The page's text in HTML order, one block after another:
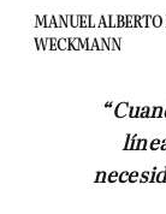
MANUEL ALBERTO
WECKMANN